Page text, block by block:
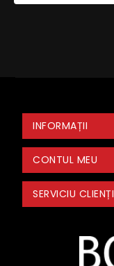
INFORMAȚII
CONTUL MEU
SERVICIU CLIENȚI